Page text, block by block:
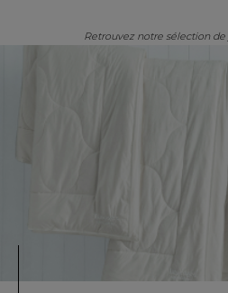
Retrouvez notre sélection de